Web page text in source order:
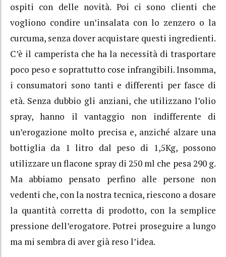
ospiti con delle novità. Poi ci sono clienti che
vogliono condire un’insalata con lo zenzero o la
curcuma, senza dover acquistare questi ingredienti.
C’è il camperista che ha la necessità di trasportare
poco peso e soprattutto cose infrangibili. Insomma,
i consumatori sono tanti e differenti per fasce di
età. Senza dubbio gli anziani, che utilizzano l’olio
spray, hanno il vantaggio non indifferente di
un’erogazione molto precisa e, anziché alzare una
bottiglia da 1 litro dal peso di 1,5Kg, possono
utilizzare un flacone spray di 250 ml che pesa 290 g.
Ma abbiamo pensato perfino alle persone non
vedenti che, con la nostra tecnica, riescono a dosare
la quantità corretta di prodotto, con la semplice
pressione dell’erogatore. Potrei proseguire a lungo
ma mi sembra di aver già reso l’idea.